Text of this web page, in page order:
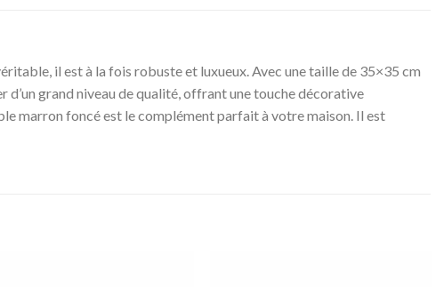
il est à la fois robuste et luxueux. Avec une taille de 35×35 cm
grand niveau de qualité, offrant une touche décorative
marron foncé est le complément parfait à votre maison. Il est